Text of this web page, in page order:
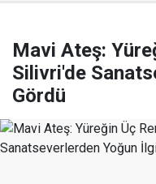
Mavi Ateş:
Silivri'de
Gördü